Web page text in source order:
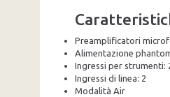
Preamplificatori
Alimentazione
Ingressi per strumenti:
Ingressi di linea: 2
Modalità Air